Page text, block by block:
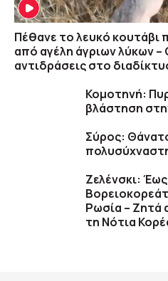
Πέθανε το λευκό κουτάβι
από αγέλη άγριων λύκων –
αντιδράσεις στο
Κομοτηνή:
βλάστηση
Σύρος:
Ζελένσκι:
Ρωσία – Ζητά
τη Νότια